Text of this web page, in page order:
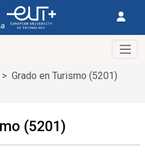
Grado en Turismo (5201)
(5201)